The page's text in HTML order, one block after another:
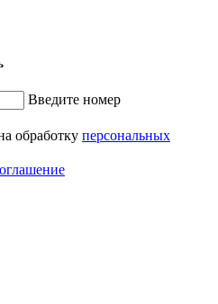
Введите номер
обработку персональных